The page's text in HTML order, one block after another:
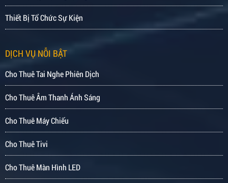
Thiết Bị Tổ Chức Sự Kiện
DỊCH VỤ NỖI BẬT
Cho Thuê Tai Nghe Phiên Dịch
Cho Thuê Âm Thanh Ánh Sáng
Cho Thuê Máy Chiếu
Cho Thuê Tivi
Cho Thuê Màn Hình LED